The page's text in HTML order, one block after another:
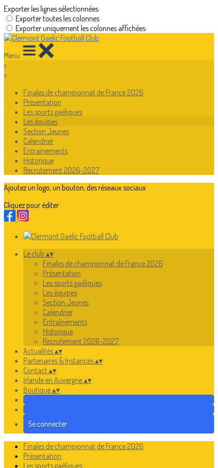
Exporter les lignes sélectionnées
Exporter toutes les colonnes
Exporter uniquement les colonnes affichées
Menu
<
>
Finales de championnat de France 2026
Présentation
Les sports gaéliques
Les équipes
Section Jeunes
Calendrier
Entraînements
Historique
Recrutement 2026-2027
Ajoutez un logo, un bouton, des réseaux sociaux
Cliquez pour éditer
Le club ▴▾
Finales de championnat de France 2026
Présentation
Les sports gaéliques
Les équipes
Section Jeunes
Calendrier
Entraînements
Historique
Recrutement 2026-2027
Actualités▴▾
Partenaires & Instances▴▾
Contact▴▾
Irlande en Auvergne▴▾
Boutique▴▾
Se connecter
Finales de championnat de France 2026
Présentation
Les sports gaéliques